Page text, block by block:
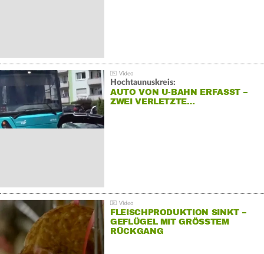
Hochtaunuskreis:
AUTO VON U-BAHN ERFASST –
ZWEI VERLETZTE…
FLEISCHPRODUKTION SINKT –
GEFLÜGEL MIT GRÖSSTEM R
ÜCKGANG